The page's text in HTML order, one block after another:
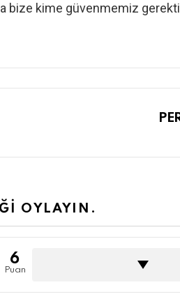
bize kime güvenmemiz
OYLAYIN.
6
Puan